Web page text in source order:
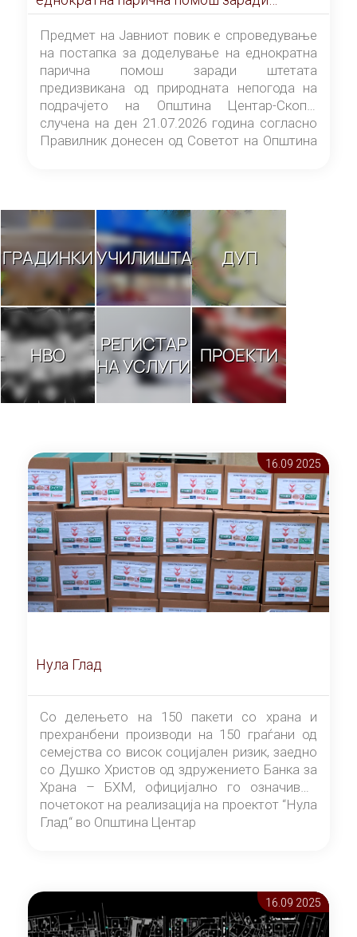
штетата предизвикана од природната
непогода на подрачјето на Општина
Центар-Скопје случена на ден 21.07.2026
година
Предмет на Јавниот повик е спроведување
на постапка за доделување на еднократна
парична помош заради штетата
предизвикана од природната непогода на
подрачјето на Општина Центар-Скопје
случена на ден 21.07.2026 година согласно
Правилник донесен од Советот на Општина
ГРАДИНКИУЧИЛИШТА ДУП
НВО
РЕГИСТАР
НА УСЛУГИ ПРОЕКТИ
16.09 2025
Нула Глад
Со делењето на 150 пакети со храна и
прехранбени производи на 150 граѓани од
семејства со висок социјален ризик, заедно
со Душко Христов од здружението Банка за
Храна – БХМ, официјално го означивме
почетокот на реализација на проектот “Нула
Глад“ во Општина Центар
16.09 2025